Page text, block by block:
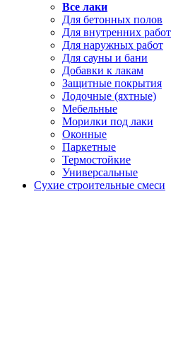
Все лаки
Для бетонных полов
Для внутренних работ
Для наружных работ
Для сауны и бани
Добавки к лакам
Защитные покрытия
Лодочные (яхтные)
Мебельные
Морилки под лаки
Оконные
Паркетные
Термостойкие
Универсальные
Сухие строительные смеси